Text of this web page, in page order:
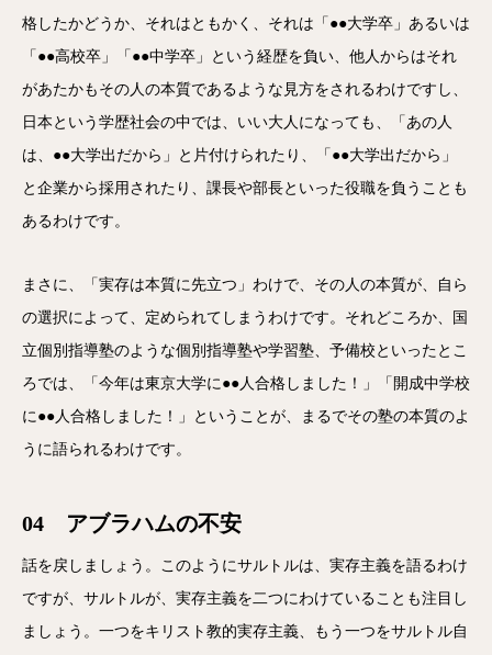
格したかどうか、それはともかく、それは「●●大学卒」あるいは
「●●高校卒」「●●中学卒」という経歴を負い、他人からはそれ
があたかもその人の本質であるような見方をされるわけですし、
日本という学歴社会の中では、いい大人になっても、「あの人
は、●●大学出だから」と片付けられたり、「●●大学出だから」
と企業から採用されたり、課長や部長といった役職を負うことも
あるわけです。
まさに、「実存は本質に先立つ」わけで、その人の本質が、自ら
の選択によって、定められてしまうわけです。それどころか、国
立個別指導塾のような個別指導塾や学習塾、予備校といったとこ
ろでは、「今年は東京大学に●●人合格しました！」「開成中学校
に●●人合格しました！」ということが、まるでその塾の本質のよ
うに語られるわけです。
04 アブラハムの不安
話を戻しましょう。このようにサルトルは、実存主義を語るわけ
ですが、サルトルが、実存主義を二つにわけていることも注目し
ましょう。一つをキリスト教的実存主義、もう一つをサルトル自